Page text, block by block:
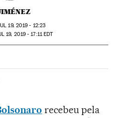
19, 2019 - 12:23
19, 2019 - 17:11EDT
Sociales
recebeu pela